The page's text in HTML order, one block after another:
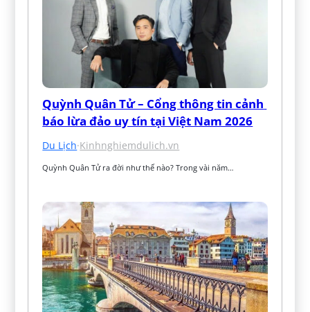
Quỳnh Quân Tử – Cổng thông tin cảnh
báo lừa đảo uy tín tại Việt Nam 2026
Du Lịch·Kinhnghiemdulich.vn
Quỳnh Quân Tử ra đời như thế nào? Trong vài năm…